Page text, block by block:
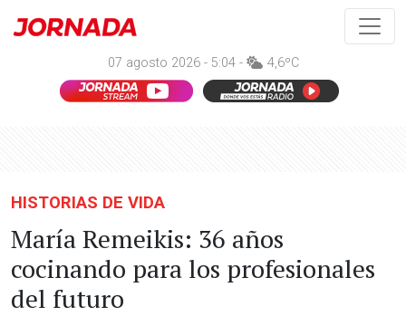
07 agosto 2026 - 5:04 - 4,6ºC
HISTORIAS DE VIDA
María Remeikis: 36 años
cocinando para los profesionales
del futuro